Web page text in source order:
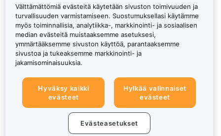
Välttämättömiä evästeitä käytetään sivuston toimivuuden ja
turvallisuuden varmistamiseen. Suostumuksellasi käytämme
myös toiminnallisia, analytiikka-, markkinointi- ja sosiaalisen
median evästeitä muistaaksemme asetuksesi,
ymmärtääksemme sivuston käyttöä, parantaaksemme
sivustoa ja tukeaksemme markkinointi- ja
jakamisominaisuuksia.
Hyväksy kaikki
evästeet
Hylkää valinnaiset
evästeet
Evästeasetukset